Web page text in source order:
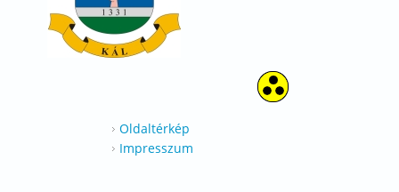
Oldaltérkép
Impresszum